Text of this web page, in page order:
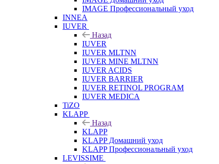
IMAGE Профессиональный уход
INNEA
IUVER
Назад
IUVER
IUVER MLTNN
IUVER MINE MLTNN
IUVER ACIDS
IUVER BARRIER
IUVER RETINOL PROGRAM
IUVER MEDICA
TiZO
KLAPP
Назад
KLAPP
KLAPP Домашний уход
KLAPP Профессиональный уход
LEVISSIME